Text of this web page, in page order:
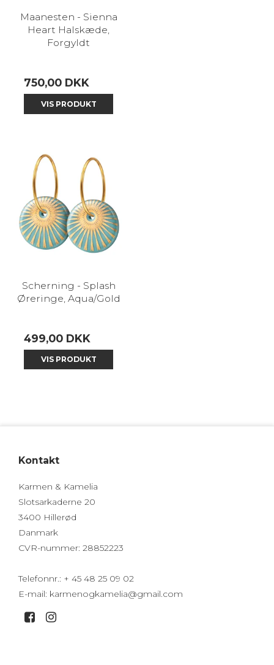
Maanesten - Sienna
Heart Halskæde,
Forgyldt
750,00 DKK
VIS PRODUKT
Scherning - Splash
Øreringe, Aqua/Gold
499,00 DKK
VIS PRODUKT
Kontakt
Karmen & Kamelia
Slotsarkaderne 20
3400 Hillerød
Danmark
CVR-nummer: 28852223
Telefonnr.: + 45 48 25 09 02
E-mail: karmenogkamelia@gmail.com